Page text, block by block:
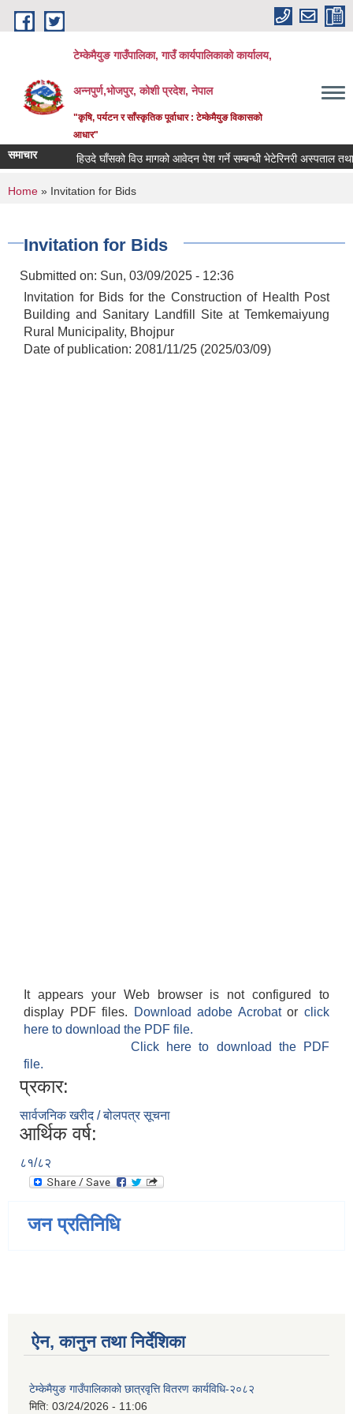
Skip to main content
टेम्केमैयुङ गाउँपालिका, गाउँ कार्यपालिकाको कार्यालय,
अन्नपुर्ण,भोजपुर, कोशी प्रदेश, नेपाल
"कृषि, पर्यटन र साँस्कृतिक पूर्वाधार : टेम्केमैयुङ विकासको
आधार"
समाचार हिउदे घाँसको विउ मागको आवेदन पेश गर्ने सम्बन्धी भेटेरिनरी अस्पताल तथा
You are here
Home » Invitation for Bids
Invitation for Bids
Submitted on: Sun, 03/09/2025 - 12:36
Invitation for Bids for the Construction of Health Post
Building and Sanitary Landfill Site at Temkemaiyung
Rural Municipality, Bhojpur
Date of publication: 2081/11/25 (2025/03/09)
It appears your Web browser is not configured to
display PDF files.
Download adobe Acrobatorclick
here to download the PDF file.
Click here to download the PDF
file.
प्रकार:
सार्वजनिक खरीद / बोलपत्र सूचना
आर्थिक वर्ष:
८१/८२
जन प्रतिनिधि
ऐन, कानुन तथा निर्देशिका
टेम्केमैयुङ गाउँपालिकाको छात्रवृत्ति वितरण कार्यविधि-२०८२
मिति: 03/24/2026 - 11:06